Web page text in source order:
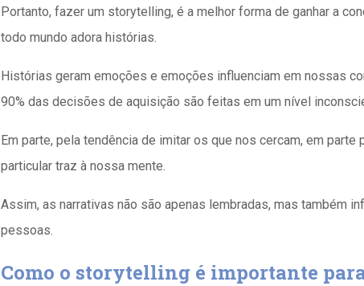
Portanto, fazer um storytelling, é a melhor forma de ganhar a
todo mundo adora histórias.
Histórias geram emoções e emoções influenciam em nossas
90% das decisões de aquisição são feitas em um nível
Em parte, pela tendência de imitar os que nos cercam, em
particular traz à nossa mente.
Assim, as narrativas não são apenas lembradas, mas também
pessoas.
Como o storytelling é importante